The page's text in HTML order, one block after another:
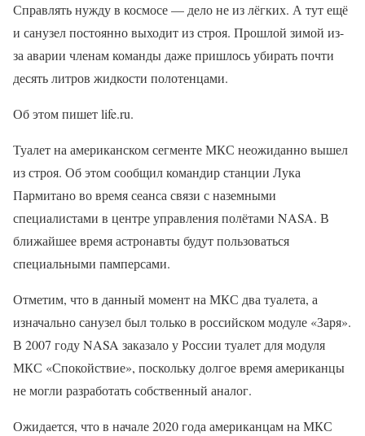
Справлять нужду в космосе — дело не из лёгких. А тут ещё
и санузел постоянно выходит из строя. Прошлой зимой из-
за аварии членам команды даже пришлось убирать почти
десять литров жидкости полотенцами.
Об этом пишет life.ru.
Туалет на американском сегменте МКС неожиданно вышел
из строя. Об этом сообщил командир станции Лука
Пармитано во время сеанса связи с наземными
специалистами в центре управления полётами NASA. В
ближайшее время астронавты будут пользоваться
специальными памперсами.
Отметим, что в данный момент на МКС два туалета, а
изначально санузел был только в российском модуле «Заря».
В 2007 году NASA заказало у России туалет для модуля
МКС «Спокойствие», поскольку долгое время американцы
не могли разработать собственный аналог.
Ожидается, что в начале 2020 года американцам на МКС